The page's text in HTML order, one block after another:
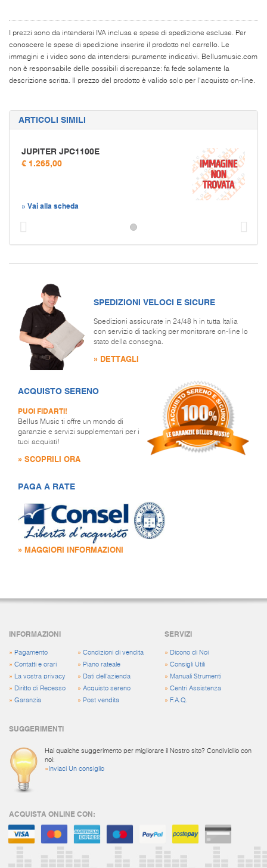
I prezzi sono da intendersi IVA inclusa e spese di spedizione escluse. Per
conoscere le spese di spedizione inserire il prodotto nel carrello. Le
immagini e i video sono da intendersi puramente indicativi. Bellusmusic.com
non è responsabile delle possibili discrepanze: fa fede solamente la
descrizione scritta. Il prezzo del prodotto è valido solo per l'acquisto on-line.
ARTICOLI SIMILI
JUPITER JPC1100E
€ 1.265,00
» Vai alla scheda
SPEDIZIONI VELOCI E SICURE
Spedizioni assicurate in 24/48 h in tutta Italia
con servizio di tacking per monitorare on-line lo
stato della consegna.
» DETTAGLI
ACQUISTO SERENO
PUOI FIDARTI!
Bellus Music ti offre un mondo di
garanzie e servizi supplementari per i
tuoi acquisti!
» SCOPRILI ORA
PAGA A RATE
» MAGGIORI INFORMAZIONI
INFORMAZIONI
» Pagamento
» Contatti e orari
»
La vostra privacy
» Diritto di Recesso
» Garanzia
» Condizioni di vendita
» Piano rateale
» Dati dell'azienda
» Acquisto sereno
» Post vendita
SERVIZI
» Dicono di Noi
»Consigli Utili
» Manuali Strumenti
»Centri Assistenza
» F.A.Q.
SUGGERIMENTI
Hai qualche suggerimento per migliorare il Nostro sito? Condividilo con
noi:
» Inviaci Un consiglio
ACQUISTA ONLINE CON: